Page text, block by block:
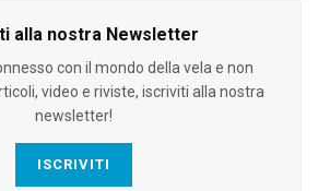
alla nostra Newsletter
con il mondo della vela e non
video e riviste, iscriviti alla nostra
newsletter!
ISCRIVITI